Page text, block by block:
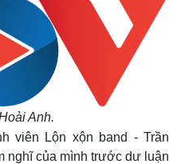
Anh.
viên Lộn xộn band - Trần
nghĩ của mình trước dư luận